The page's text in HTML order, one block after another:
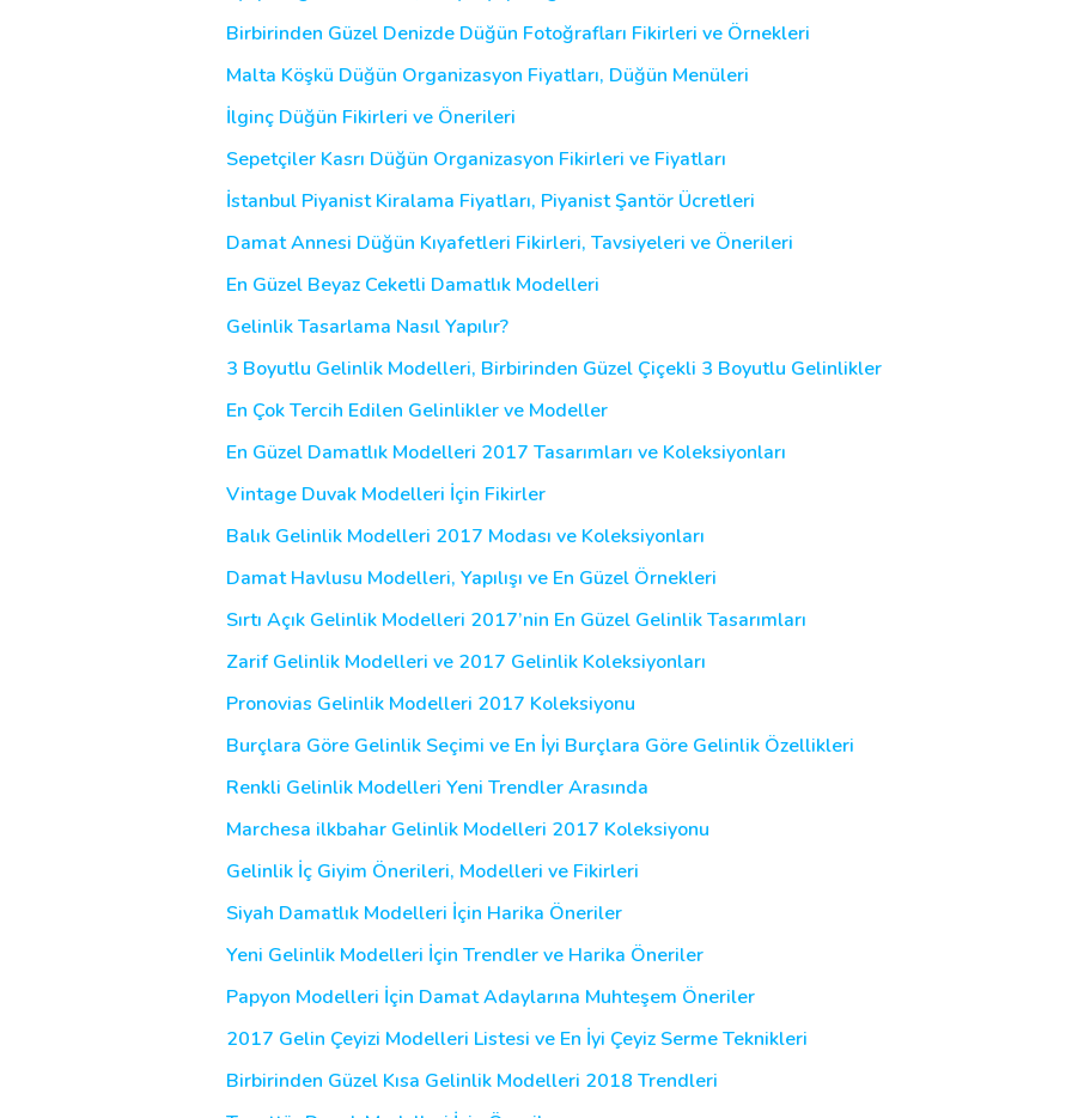
Birbirinden Güzel Denizde Düğün Fotoğrafları Fikirleri ve Örnekleri
Malta Köşkü Düğün Organizasyon Fiyatları, Düğün Menüleri
İlginç Düğün Fikirleri ve Önerileri
Sepetçiler Kasrı Düğün Organizasyon Fikirleri ve Fiyatları
İstanbul Piyanist Kiralama Fiyatları, Piyanist Şantör Ücretleri
Damat Annesi Düğün Kıyafetleri Fikirleri, Tavsiyeleri ve Önerileri
En Güzel Beyaz Ceketli Damatlık Modelleri
Gelinlik Tasarlama Nasıl Yapılır?
3 Boyutlu Gelinlik Modelleri, Birbirinden Güzel Çiçekli 3 Boyutlu Gelinlikler
En Çok Tercih Edilen Gelinlikler ve Modeller
En Güzel Damatlık Modelleri 2017 Tasarımları ve Koleksiyonları
Vintage Duvak Modelleri İçin Fikirler
Balık Gelinlik Modelleri 2017 Modası ve Koleksiyonları
Damat Havlusu Modelleri, Yapılışı ve En Güzel Örnekleri
Sırtı Açık Gelinlik Modelleri 2017’nin En Güzel Gelinlik Tasarımları
Zarif Gelinlik Modelleri ve 2017 Gelinlik Koleksiyonları
Pronovias Gelinlik Modelleri 2017 Koleksiyonu
Burçlara Göre Gelinlik Seçimi ve En İyi Burçlara Göre Gelinlik Özellikleri
Renkli Gelinlik Modelleri Yeni Trendler Arasında
Marchesa ilkbahar Gelinlik Modelleri 2017 Koleksiyonu
Gelinlik İç Giyim Önerileri, Modelleri ve Fikirleri
Siyah Damatlık Modelleri İçin Harika Öneriler
Yeni Gelinlik Modelleri İçin Trendler ve Harika Öneriler
Papyon Modelleri İçin Damat Adaylarına Muhteşem Öneriler
2017 Gelin Çeyizi Modelleri Listesi ve En İyi Çeyiz Serme Teknikleri
Birbirinden Güzel Kısa Gelinlik Modelleri 2018 Trendleri